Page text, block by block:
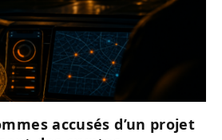
accusés d’un projet